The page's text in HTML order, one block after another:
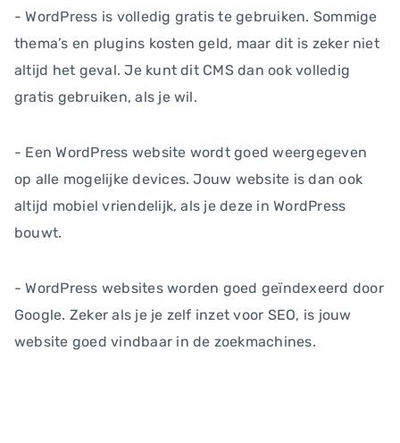
- WordPress is volledig gratis te gebruiken. Sommige
thema’s en plugins kosten geld, maar dit is zeker niet
altijd het geval. Je kunt dit CMS dan ook volledig
gratis gebruiken, als je wil.
- Een WordPress website wordt goed weergegeven
op alle mogelijke devices. Jouw website is dan ook
altijd mobiel vriendelijk, als je deze in WordPress
bouwt.
- WordPress websites worden goed geïndexeerd door
Google. Zeker als je je zelf inzet voor SEO, is jouw
website goed vindbaar in de zoekmachines.